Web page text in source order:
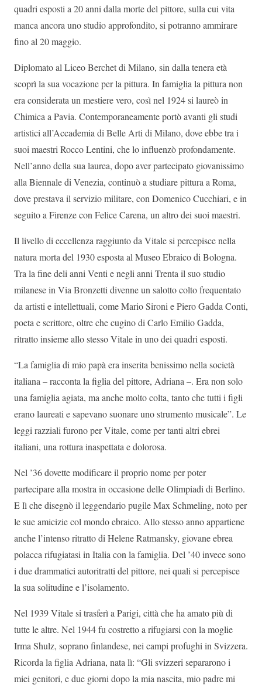
quadri esposti a 20 anni dalla morte del pittore, sulla cui vita
manca ancora uno studio approfondito, si potranno ammirare
fino al 20 maggio.
Diplomato al Liceo Berchet di Milano, sin dalla tenera età
scoprì la sua vocazione per la pittura. In famiglia la pittura non
era considerata un mestiere vero, così nel 1924 si laureò in
Chimica a Pavia. Contemporaneamente portò avanti gli studi
artistici all’Accademia di Belle Arti di Milano, dove ebbe tra i
suoi maestri Rocco Lentini, che lo influenzò profondamente.
Nell’anno della sua laurea, dopo aver partecipato giovanissimo
alla Biennale di Venezia, continuò a studiare pittura a Roma,
dove prestava il servizio militare, con Domenico Cucchiari, e in
seguito a Firenze con Felice Carena, un altro dei suoi maestri.
Il livello di eccellenza raggiunto da Vitale si percepisce nella
natura morta del 1930 esposta al Museo Ebraico di Bologna.
Tra la fine deli anni Venti e negli anni Trenta il suo studio
milanese in Via Bronzetti divenne un salotto colto frequentato
da artisti e intellettuali, come Mario Sironi e Piero Gadda Conti,
poeta e scrittore, oltre che cugino di Carlo Emilio Gadda,
ritratto insieme allo stesso Vitale in uno dei quadri esposti.
“La famiglia di mio papà era inserita benissimo nella società
italiana – racconta la figlia del pittore, Adriana –. Era non solo
una famiglia agiata, ma anche molto colta, tanto che tutti i figli
erano laureati e sapevano suonare uno strumento musicale”. Le
leggi razziali furono per Vitale, come per tanti altri ebrei
italiani, una rottura inaspettata e dolorosa.
Nel ’36 dovette modificare il proprio nome per poter
partecipare alla mostra in occasione delle Olimpiadi di Berlino.
E lì che disegnò il leggendario pugile Max Schmeling, noto per
le sue amicizie col mondo ebraico. Allo stesso anno appartiene
anche l’intenso ritratto di Helene Ratmansky, giovane ebrea
polacca rifugiatasi in Italia con la famiglia. Del ’40 invece sono
i due drammatici autoritratti del pittore, nei quali si percepisce
la sua solitudine e l’isolamento.
Nel 1939 Vitale si trasferì a Parigi, città che ha amato più di
tutte le altre. Nel 1944 fu costretto a rifugiarsi con la moglie
Irma Shulz, soprano finlandese, nei campi profughi in Svizzera.
Ricorda la figlia Adriana, nata lì: “Gli svizzeri separarono i
miei genitori, e due giorni dopo la mia nascita, mio padre mi